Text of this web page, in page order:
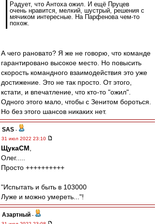
Радует, что Антоха ожил. И ещё Пруцев
очень нравится, мелкий, шустрый, решения с
мячиком интересные. На Парфенова чем-то
похож.
А чего рановато? Я же не говорю, что команде
гарантировано высокое место. Но повысить
скорость командного взаимодействия это уже
достижение. Это не так просто. От этого,
кстати, и впечатление, что кто-то "ожил".
Одного этого мало, чтобы с Зенитом бороться.
Но без этого шансов никаких нет.
SAS -
31 июл 2022 23:10
ЩукаСМ
Олег.....
Просто ++++++++++
"Испытать и быть в 103000
Луже и можно умереть..."!
Азартный -